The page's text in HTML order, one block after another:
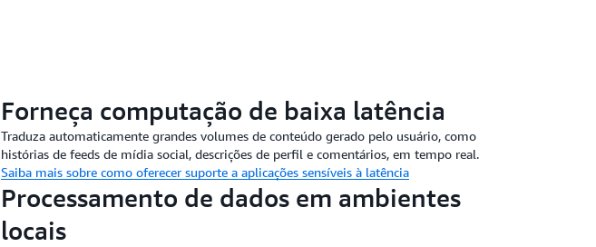
Forneça computação de baixa latência
Traduza automaticamente grandes volumes de conteúdo gerado pelo usuário, como
histórias de feeds de mídia social, descrições de perfil e comentários, em tempo real.
Saiba mais sobre como oferecer suporte a aplicações sensíveis à latência
Processamento de dados em ambientes
locais